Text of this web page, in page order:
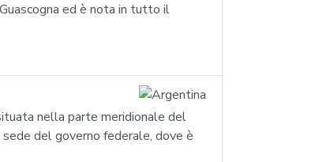
ed è nota in tutto il
nella parte meridionale del
del governo federale, dove è